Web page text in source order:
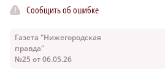
Сообщить об ошибке
Газета "Нижегородская
правда"
№25 от 06.05.26